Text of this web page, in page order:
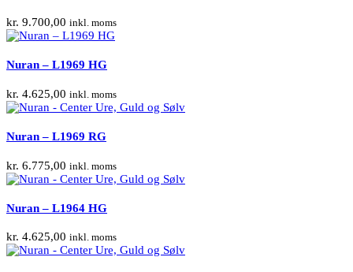
kr. 9.700,00 inkl. moms
Nuran – L1969 HG
kr. 4.625,00 inkl. moms
Nuran – L1969 RG
kr. 6.775,00 inkl. moms
Nuran – L1964 HG
kr. 4.625,00 inkl. moms